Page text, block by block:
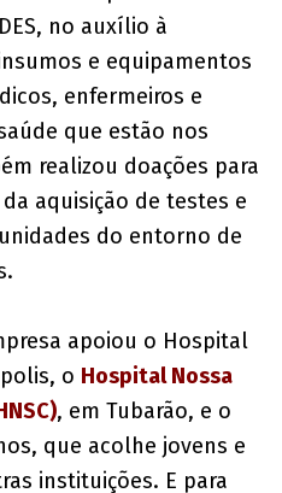
no auxílio à
e equipamentos
enfermeiros e
que estão nos
realizou doações para
aquisição de testes e
do entorno de
apoiou o Hospital
o Hospital Nossa
, em Tubarão, e o
que acolhe jovens e
instituições. E para